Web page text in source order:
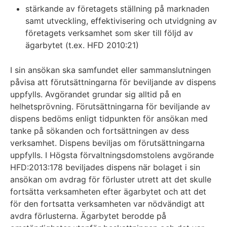
stärkande av företagets ställning på marknaden
samt utveckling, effektivisering och utvidgning av
företagets verksamhet som sker till följd av
ägarbytet (t.ex. HFD 2010:21)
I sin ansökan ska samfundet eller sammanslutningen
påvisa att förutsättningarna för beviljande av dispens
uppfylls. Avgörandet grundar sig alltid på en
helhetsprövning. Förutsättningarna för beviljande av
dispens bedöms enligt tidpunkten för ansökan med
tanke på sökanden och fortsättningen av dess
verksamhet. Dispens beviljas om förutsättningarna
uppfylls. I Högsta förvaltningsdomstolens avgörande
HFD:2013:178 beviljades dispens när bolaget i sin
ansökan om avdrag för förluster utrett att det skulle
fortsätta verksamheten efter ägarbytet och att det
för den fortsatta verksamheten var nödvändigt att
avdra förlusterna. Ägarbytet berodde på